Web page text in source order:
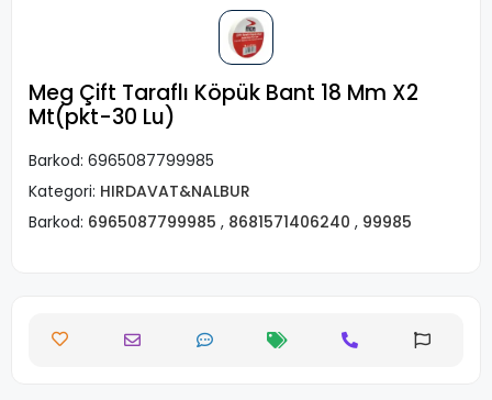
Meg Çift Taraflı Köpük Bant 18 Mm X2
Mt(pkt-30 Lu)
Barkod: 6965087799985
Kategori: HIRDAVAT&NALBUR
Barkod: 6965087799985 , 8681571406240 , 99985